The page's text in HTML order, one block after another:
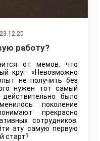
23.12.20
работу?
от мемов, что
круг: «Невозможно
не получить без
нужен тот самый
было
поколение
прекрасно
сотрудников.
эту самую первую
старт?